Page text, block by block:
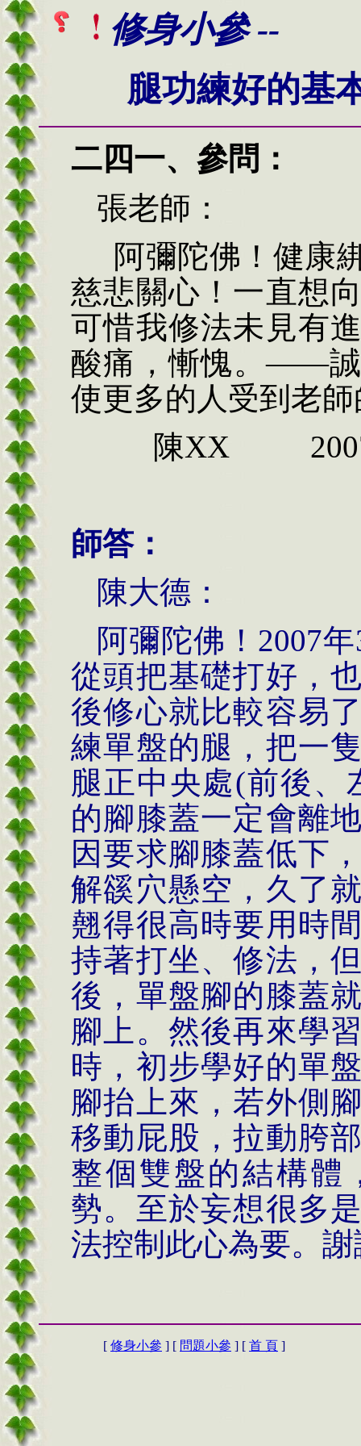
修身小參 --
腿功練好的基
二四一、 參問：
張老師：
阿彌陀佛！健康
慈悲關心！一直想
可惜我修法未見有
酸痛，慚愧。——誠
使更多的人受到老
陳XX 2007
師答：
陳大德：
阿彌陀佛！ 2007年
從頭把基礎打好，
後修心就比較容易
練單盤的腿，把一
腿正中央處(前後、
的腳膝蓋一定會離
因要求腳膝蓋低下
解豀穴懸空，久了
翹得很高時要用時
持著打坐、修法，
後，單盤腳的膝蓋
腳上。然後再來學
時，初步學好的單
腳抬上來，若外側
移動屁股，拉動胯
整個雙盤的結構體
勢。至於妄想很多
法控制此心為要。
[ 修身小參 ] [ 問題小參 ] [ 首 頁 ]